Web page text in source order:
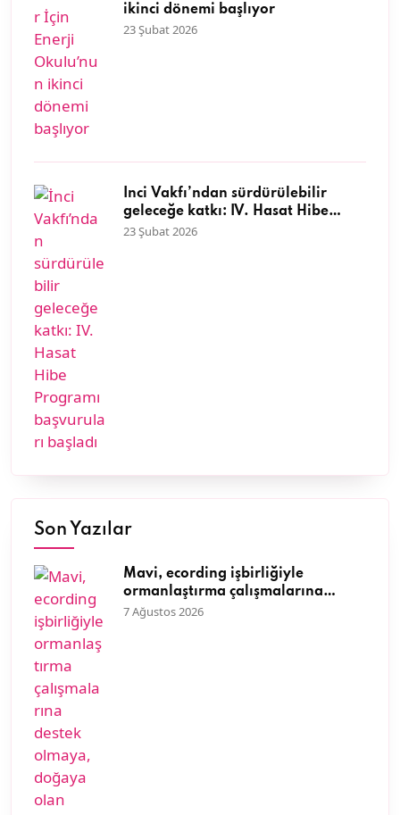
ikinci dönemi başlıyor
23 Şubat 2026
İnci Vakfı’ndan sürdürülebilir
geleceğe katkı: IV. Hasat Hibe
Programı başvuruları başladı
23 Şubat 2026
Son Yazılar
Mavi, ecording işbirliğiyle
ormanlaştırma çalışmalarına
destek olmaya, doğaya olan
7 Ağustos 2026